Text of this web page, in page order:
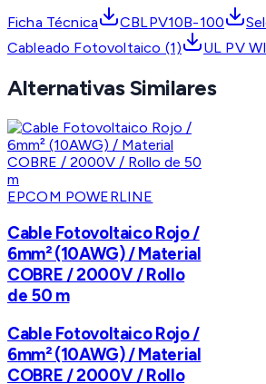
Ficha Técnica CBLPV10B-100
Cableado Fotovoltaico (1)
UL PV
Alternativas Similares
EPCOM POWERLINE
Cable Fotovoltaico Rojo /
6mm² (10AWG) / Material
COBRE / 2000V / Rollo
de 50 m
Cable Fotovoltaico Rojo /
6mm² (10AWG) / Material
COBRE / 2000V / Rollo